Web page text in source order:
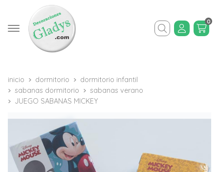
Buscar
0
inicio dormitorio
dormitorio infantil
sabanas dormitorio
sabanas verano
JUEGO SABANAS MICKEY